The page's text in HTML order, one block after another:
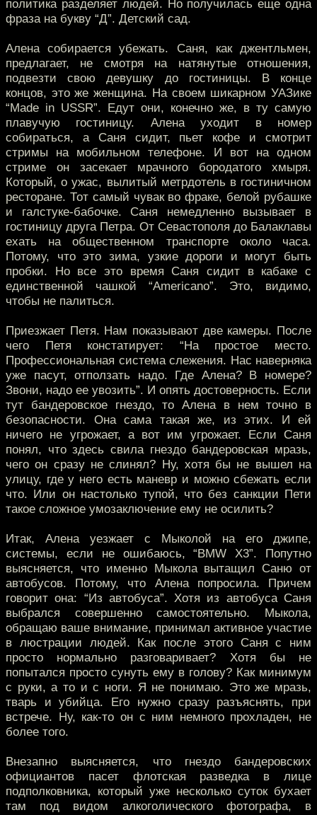
политика разделяет людей. Но получилась еще одна
фраза на букву “Д”. Детский сад.
Алена собирается убежать. Саня, как джентльмен,
предлагает, не смотря на натянутые отношения,
подвезти свою девушку до гостиницы. В конце
концов, это же женщина. На своем шикарном УАЗике
“Made in USSR”. Едут они, конечно же, в ту самую
плавучую гостиницу. Алена уходит в номер
собираться, а Саня сидит, пьет кофе и смотрит
стримы на мобильном телефоне. И вот на одном
стриме он засекает мрачного бородатого хмыря.
Который, о ужас, вылитый метрдотель в гостиничном
ресторане. Тот самый чувак во фраке, белой рубашке
и галстуке-бабочке. Саня немедленно вызывает в
гостиницу друга Петра. От Севастополя до Балаклавы
ехать на общественном транспорте около часа.
Потому, что это зима, узкие дороги и могут быть
пробки. Но все это время Саня сидит в кабаке с
единственной чашкой “Americano”. Это, видимо,
чтобы не палиться.
Приезжает Петя. Нам показывают две камеры. После
чего Петя констатирует: “На простое место.
Профессиональная система слежения. Нас наверняка
уже пасут, отползать надо. Где Алена? В номере?
Звони, надо ее увозить”. И опять достоверность. Если
тут бандеровское гнездо, то Алена в нем точно в
безопасности. Она сама такая же, из этих. И ей
ничего не угрожает, а вот им угрожает. Если Саня
понял, что здесь свила гнездо бандеровская мразь,
чего он сразу не слинял? Ну, хотя бы не вышел на
улицу, где у него есть маневр и можно сбежать если
что. Или он настолько тупой, что без санкции Пети
такое сложное умозаключение ему не осилить?
Итак, Алена уезжает с Мыколой на его джипе,
системы, если не ошибаюсь, “BMW X3”. Попутно
выясняется, что именно Мыкола вытащил Саню от
автобусов. Потому, что Алена попросила. Причем
говорит она: “Из автобуса”. Хотя из автобуса Саня
выбрался совершенно самостоятельно. Мыкола,
обращаю ваше внимание, принимал активное участие
в люстрации людей. Как после этого Саня с ним
просто нормально разговаривает? Хотя бы не
попытался просто сунуть ему в голову? Как минимум
с руки, а то и с ноги. Я не понимаю. Это же мразь,
тварь и убийца. Его нужно сразу разъяснять, при
встрече. Ну, как-то он с ним немного прохладен, не
более того.
Внезапно выясняется, что гнездо бандеровских
официантов пасет флотская разведка в лице
подполковника, который уже несколько суток бухает
там под видом алкоголического фотографа, в